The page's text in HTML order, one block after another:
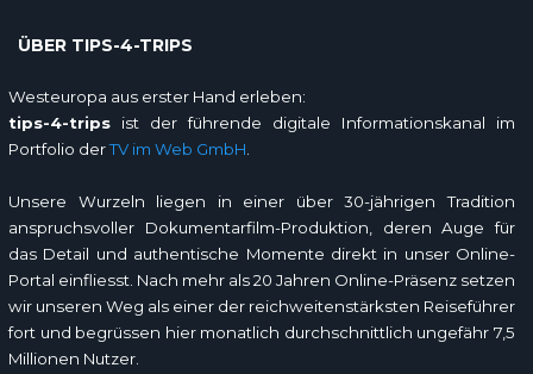
ÜBER TIPS-4-TRIPS
Westeuropa aus erster Hand erleben:
tips-4-trips ist der führende digitale Informationskanal im
Portfolio derTV im Web GmbH.
Unsere Wurzeln liegen in einer über 30-jährigen Tradition
anspruchsvoller Dokumentarfilm-Produktion, deren Auge für
das Detail und authentische Momente direkt in unser Online-
Portal einfliesst. Nach mehr als 20 Jahren Online-Präsenz setzen
wir unseren Weg als einer der reichweitenstärksten Reiseführer
fort und begrüssen hier monatlich durchschnittlich ungefähr 7,5
Millionen Nutzer.